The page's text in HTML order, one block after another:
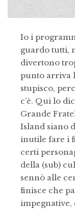
Io i
guardo tutti,
divertono
punto arriva
stupisco,
c’è. Qui lo
Grande
Island siano
inutile fare i
certi
della (sub)
sennò alle
finisce che
impegnative,